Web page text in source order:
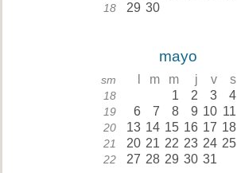
18 29 30
mayo
sm m m j v s
18 1 2 3 4
19 6 7 8 9 10 11
20 13 14 15 16 17 18
21 20 21 22 23 24 25
22 27 28 29 30 31